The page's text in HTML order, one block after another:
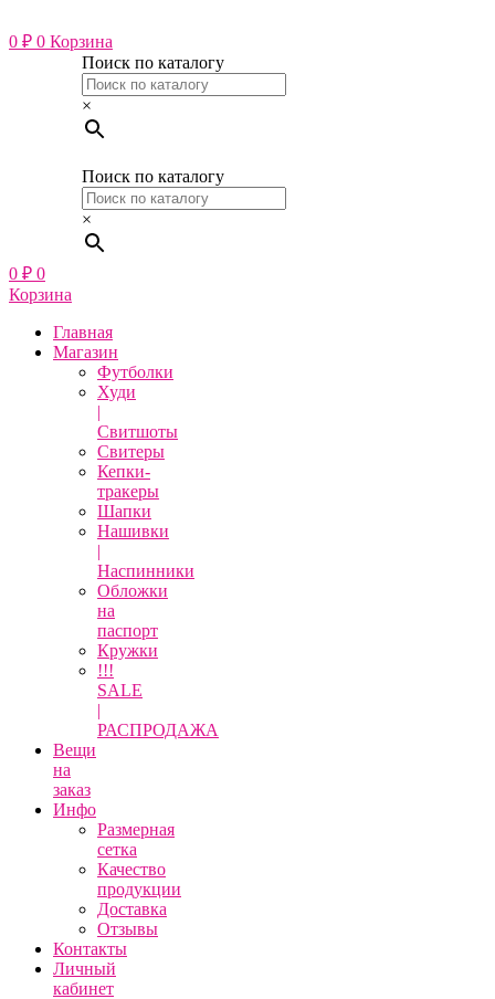
к
содержимому
0 ₽ 0 Корзина
Поиск по каталогу
×
Поиск по каталогу
×
0 ₽ 0
Корзина
Главная
Магазин
Футболки
Худи
|
Свитшоты
Свитеры
Кепки-
тракеры
Шапки
Нашивки
|
Наспинники
Обложки
на
паспорт
Кружки
!!!
SALE
|
РАСПРОДАЖА
Вещи
на
заказ
Инфо
Размерная
сетка
Качество
продукции
Доставка
Отзывы
Контакты
Личный
кабинет